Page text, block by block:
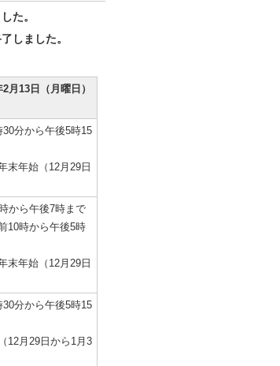
た。
しました。
13日（月曜日）
分から午後5時15
末年始（12月29日
から午後7時まで
10時から午後5時
末年始（12月29日
分から午後5時15
12月29日から1月3